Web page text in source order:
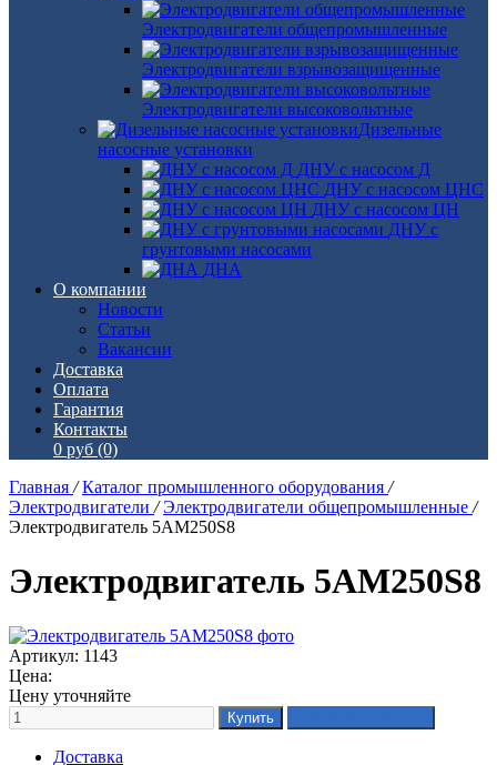
Электродвигатели общепромышленные
Электродвигатели взрывозащищенные
Электродвигатели высоковольтные
Дизельные
насосные установки
ДНУ с насосом Д
ДНУ с насосом ЦНС
ДНУ с насосом ЦН
ДНУ с
грунтовыми насосами
ДНА
О компании
Новости
Статьи
Вакансии
Доставка
Оплата
Гарантия
Контакты
0 руб (0)
Главная / Каталог промышленного оборудования /
Электродвигатели / Электродвигатели общепромышленные /
Электродвигатель 5АМ250S8
Электродвигатель 5АМ250S8
Артикул: 1143
Цена:
Цену уточняйте
Доставка